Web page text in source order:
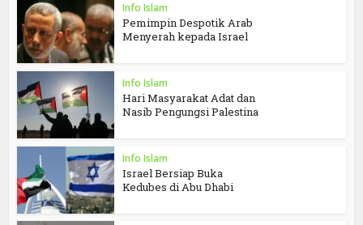
Info Islam
Pemimpin Despotik Arab
Menyerah kepada Israel
Info Islam
Hari Masyarakat Adat dan
Nasib Pengungsi Palestina
Info Islam
Israel Bersiap Buka
Kedubes di Abu Dhabi